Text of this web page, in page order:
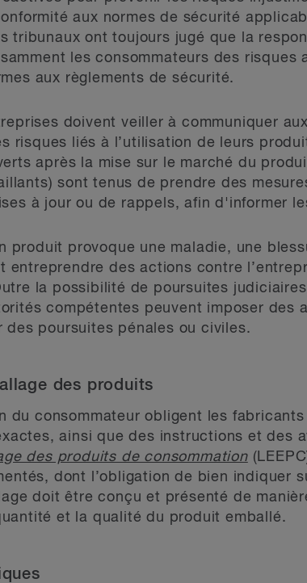
aux normes de sécurité
tribunaux ont toujours jugé que la
les consommateurs des
aux règlements de sécurité.
doivent veiller à communiquer
risques liés à l’utilisation de leurs
après la mise sur le marché du
sont tenus de prendre des
à jour ou de rappels, afin d'informer
produit provoque une maladie, une
entreprendre des actions contre
la possibilité de poursuites
compétentes peuvent imposer des
des poursuites pénales ou civiles.
des produits
du consommateur obligent les
ainsi que des instructions et des
des produits de consommation
dont l’obligation de bien indiquer
doit être conçu et présenté de
et la qualité du produit emballé.